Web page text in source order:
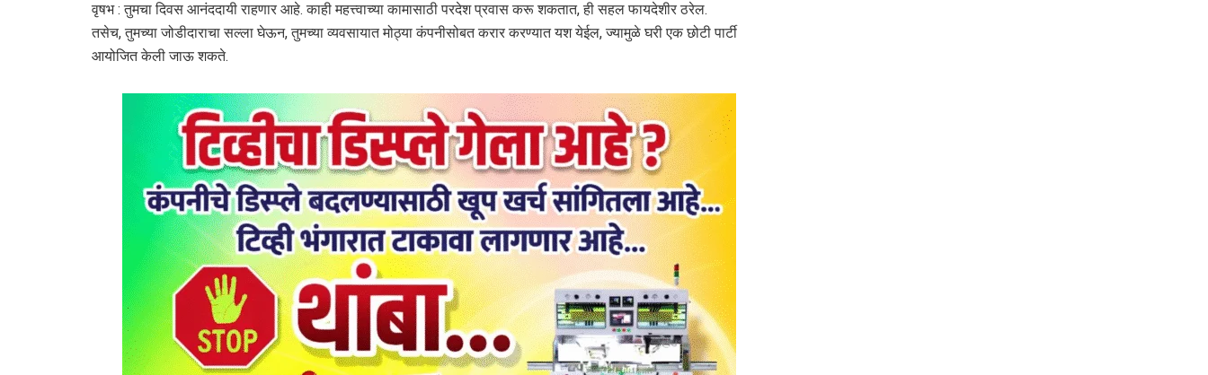
वृषभ : तुमचा दिवस आनंददायी राहणार आहे. काही महत्त्वाच्या कामासाठी परदेश प्रवास करू शकतात, ही सहल फायदेशीर ठरेल.
तसेच, तुमच्या जोडीदाराचा सल्ला घेऊन, तुमच्या व्यवसायात मोठ्या कंपनीसोबत करार करण्यात यश येईल, ज्यामुळे घरी एक छोटी पार्टी
आयोजित केली जाऊ शकते.